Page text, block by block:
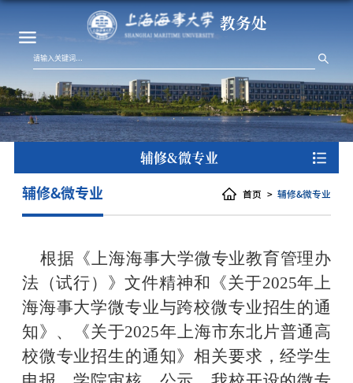
教务处
辅修&微专业
首页 辅修&微专业
辅修&微专业
根据《上海海事大学微专业教育管理办
法（试行） 》文件精神和《关于2025年上
海海事大学微专业与跨校微专业招生的通
知》、《关于2025年上海市东北片普通高
校微专业招生的通知》相关要求，经学生